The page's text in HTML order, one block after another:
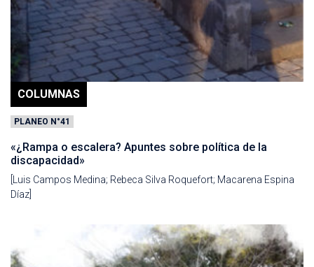
COLUMNAS
PLANEO N°41
«¿Rampa o escalera? Apuntes sobre política de la
discapacidad»
[Luis Campos Medina; Rebeca Silva Roquefort; Macarena Espina
Díaz]